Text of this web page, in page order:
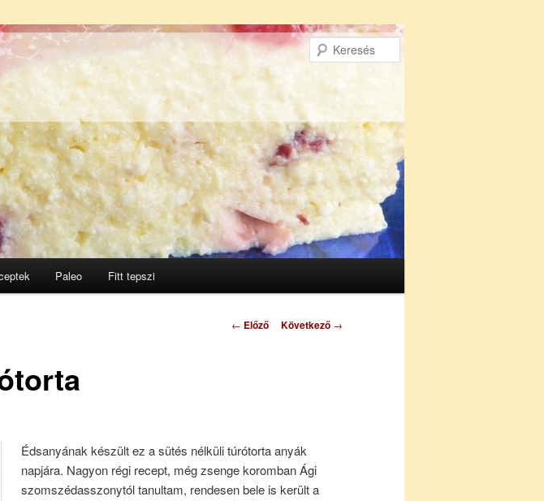
Paleo Fitt tepszi
Bejegyzés
← Előző Következő →
Édsanyának készült ez a sütés nélküli túrótorta anyák
napjára. Nagyon régi recept, még zsenge koromban Ági
szomszédasszonytól tanultam, rendesen bele is került a